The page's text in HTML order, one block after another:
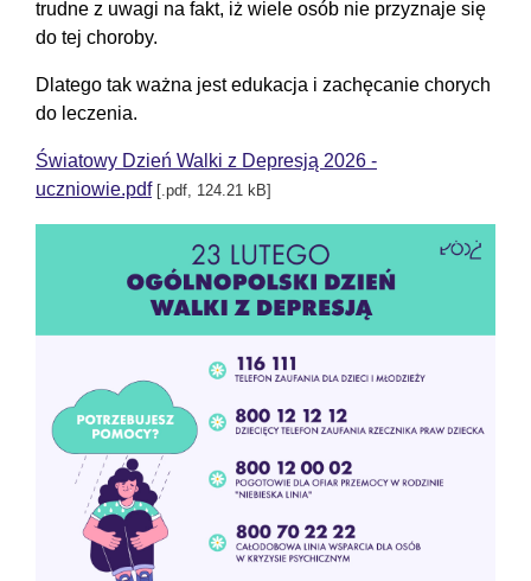
trudne z uwagi na fakt, iż wiele osób nie przyznaje się
do tej choroby.
Dlatego tak ważna jest edukacja i zachęcanie chorych
do leczenia.
Światowy Dzień Walki z Depresją 2026 -
uczniowie.pdf[.pdf, 124.21 kB]